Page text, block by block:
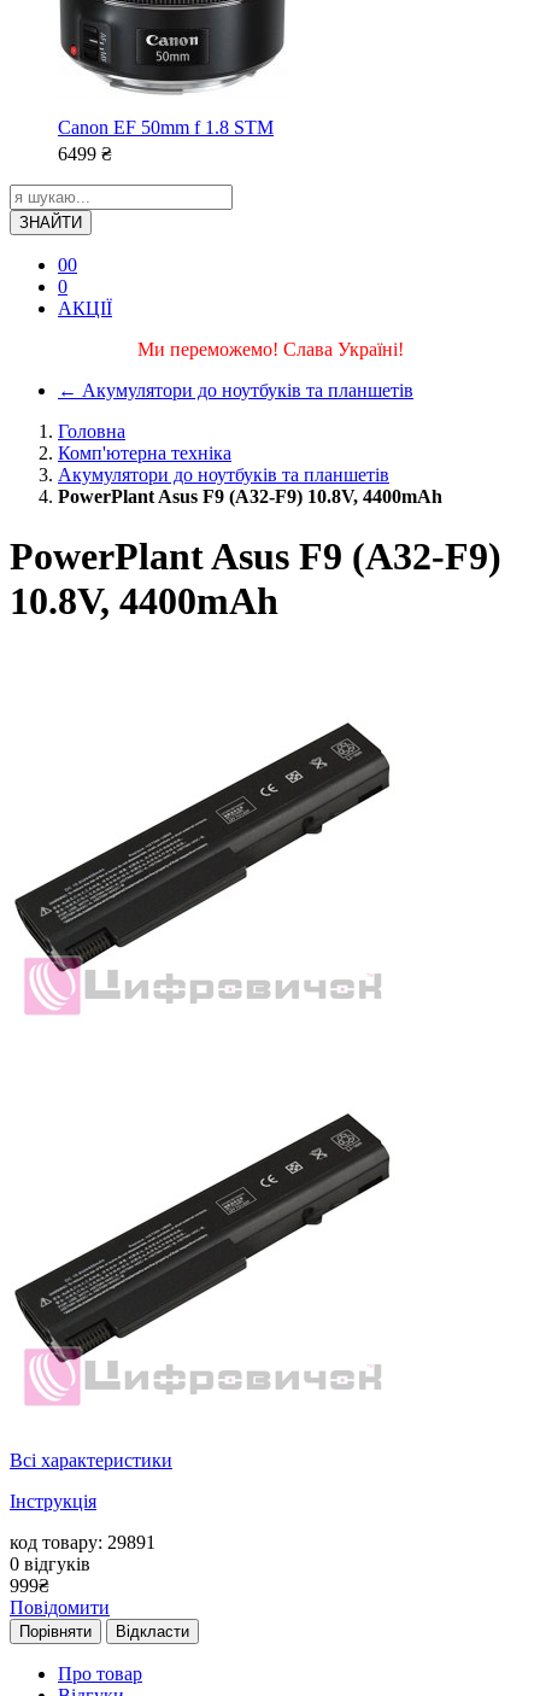
Canon EF 50mm f 1.8 STM
6499 ₴
ЗНАЙТИ
00
0
АКЦІЇ
Ми переможемо! Слава Україні!
← Акумулятори до ноутбуків та планшетів
Головна
Комп'ютерна техніка
Акумулятори до ноутбуків та планшетів
PowerPlant Asus F9 (A32-F9) 10.8V, 4400mAh
PowerPlant Asus F9 (A32-F9)
10.8V, 4400mAh
Всі характеристики
Інструкція
код товару: 29891
0 відгуків
999₴
Повідомити
Порівняти Відкласти
Про товар